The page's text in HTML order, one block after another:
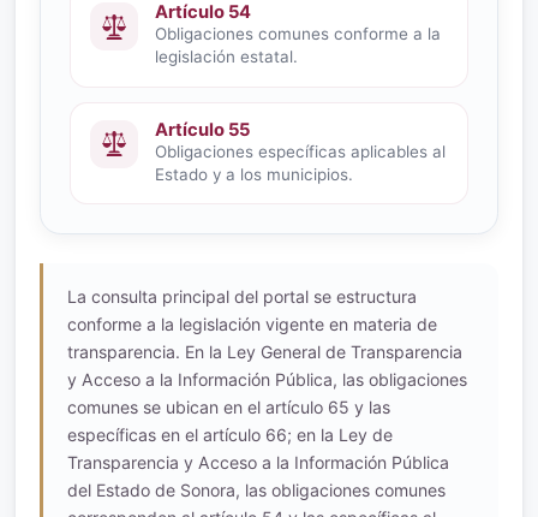
Artículo 54
Obligaciones comunes conforme a la
legislación estatal.
Artículo 55
Obligaciones específicas aplicables al
Estado y a los municipios.
La consulta principal del portal se estructura
conforme a la legislación vigente en materia de
transparencia. En la Ley General de Transparencia
y Acceso a la Información Pública, las obligaciones
comunes se ubican en el artículo 65 y las
específicas en el artículo 66; en la Ley de
Transparencia y Acceso a la Información Pública
del Estado de Sonora, las obligaciones comunes